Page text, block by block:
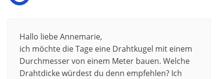
Hallo liebe Annemarie,
ich möchte die Tage eine Drahtkugel mit einem
Durchmesser von einem Meter bauen. Welche
Drahtdicke würdest du denn empfehlen? Ich